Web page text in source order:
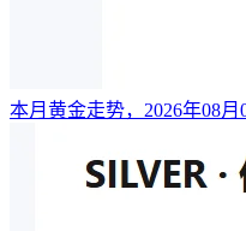
本月黄金走势，2026年08